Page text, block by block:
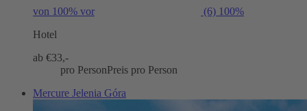
von 100% vor (6) 100%
Hotel
ab €33,-
pro PersonPreis pro Person
Mercure Jelenia Góra